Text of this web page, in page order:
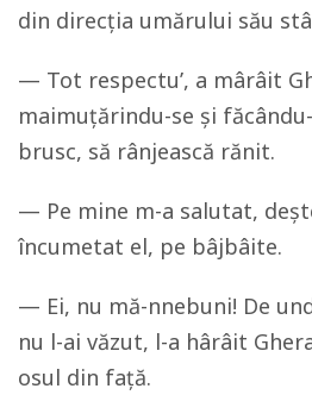
din direcția umărului său
— Tot respectu’, a mârâit
maimuțărindu-se și
brusc, să rânjească rănit.
— Pe mine m-a salutat,
încumetat el, pe bâjbâite.
— Ei, nu mă-nnebuni! De
nu l-ai văzut, l-a hârâit
osul din față.